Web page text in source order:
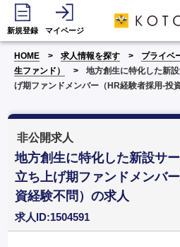
新規登録 マイページ
HOME 求人情報を探す
プライベ
生ファンド）
地方創生に特化した新
げ期ファンドメンバー（HR経験者採用-投
非公開求人
地方創生に特化した新設サ
立ち上げ期ファンドメンバ
資経験不問）の求人
求人ID:1504591